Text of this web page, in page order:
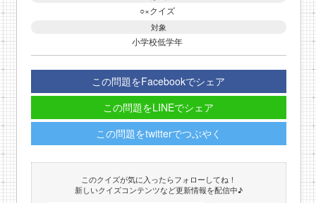
○×クイズ
対象
小学校低学年
この問題をFacebookでシェア
この問題をLINEでシェア
この問題をtwitterでつぶやく
このクイズが気に入ったらフォローしてね！
新しいクイズコンテンツなど更新情報を配信中♪